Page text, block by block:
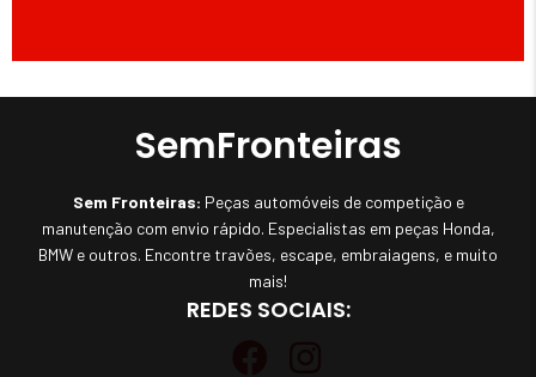
SemFronteiras
Sem Fronteiras: Peças automóveis de competição e
manutenção com envio rápido. Especialistas em peças Honda,
BMW e outros. Encontre travões, escape, embraiagens, e muito
mais!
REDES SOCIAIS: